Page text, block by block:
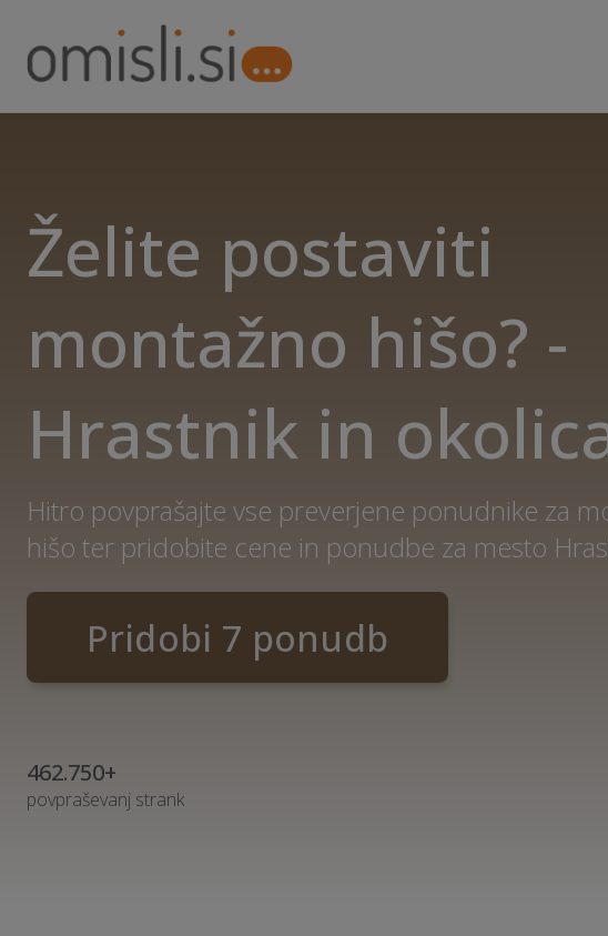
Želite postaviti
montažno hišo? -
Hrastnik in
Hitro povprašajte vse preverjene ponudnike za
hišo ter pridobite cene in ponudbe za mesto
Pridobi 7 ponudb
462.750+
povpraševanj strank